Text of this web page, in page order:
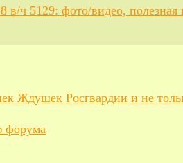
в/ч 5129: фото/видео,
Ждушек Росгвардии и не
форума